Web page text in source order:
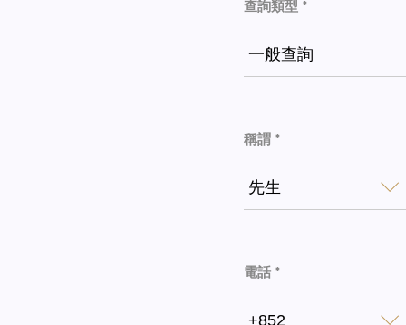
查詢類型 *
一般查詢
稱謂 *
先生
電話 *
+852